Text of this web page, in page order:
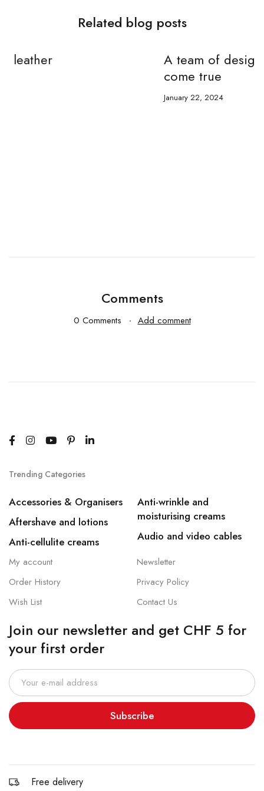
Related blog posts
A team of designers that make dreams
Comments
0 Comments Add comment
Trending Categories
Accessories & Organisers
Aftershave and lotions
Anti-cellulite creams
Anti-wrinkle and
moisturising creams
Audio and video cables
My account
Order History
Wish List
Newsletter
Privacy Policy
Contact Us
Join our newsletter and get CHF 5 for
your first order
Subscribe
Free delivery